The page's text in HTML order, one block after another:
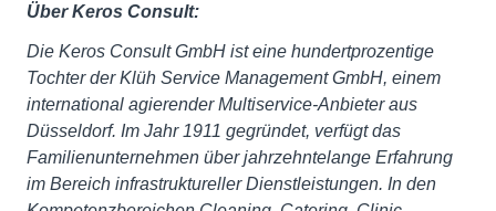
Über Keros Consult:
Die Keros Consult GmbH ist eine hundertprozentige
Tochter der Klüh Service Management GmbH, einem
international agierender Multiservice-Anbieter aus
Düsseldorf. Im Jahr 1911 gegründet, verfügt das
Familienunternehmen über jahrzehntelange Erfahrung
im Bereich infrastruktureller Dienstleistungen. In den